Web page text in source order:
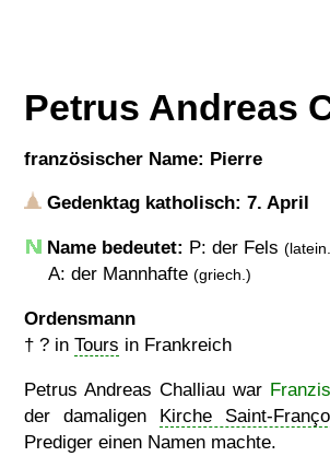
Petrus Andreas
französischer Name: Pierre
Gedenktag katholisch: 7. April
Name bedeutet: P: der Fels
A: der Mannhafte (griech.)
Ordensmann
† ? in Tours in Frankreich
Petrus Andreas Challiau war
der damaligen Kirche Saint-
Prediger einen Namen machte.